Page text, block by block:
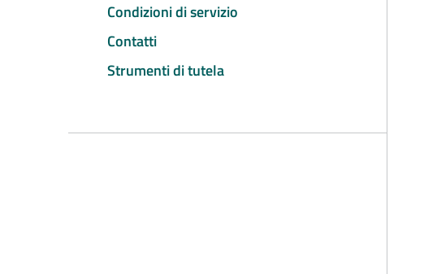
Condizioni di servizio
Contatti
Strumenti di tutela